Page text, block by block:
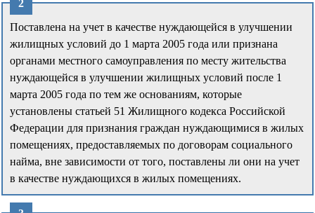
Поставлена на учет в качестве нуждающейся в улучшении
жилищных условий до 1 марта 2005 года или признана
органами местного самоуправления по месту жительства
нуждающейся в улучшении жилищных условий после 1
марта 2005 года по тем же основаниям, которые
установлены статьей 51 Жилищного кодекса Российской
Федерации для признания граждан нуждающимися в жилых
помещениях, предоставляемых по договорам социального
найма, вне зависимости от того, поставлены ли они на учет
в качестве нуждающихся в жилых помещениях.